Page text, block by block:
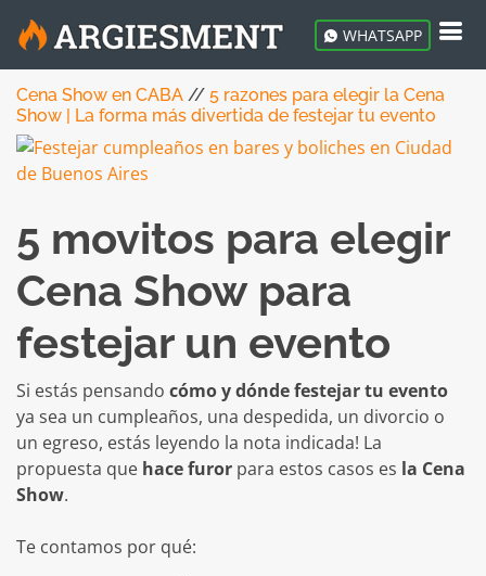
WHATSAPP
Cena Show en CABA // 5 razones para elegir la Cena
Show | La forma más divertida de festejar tu evento
5 movitos para elegir
Cena Show para
festejar un evento
Si estás pensando cómo y dónde festejar tu evento
ya sea un cumpleaños, una despedida, un divorcio o
un egreso, estás leyendo la nota indicada! La
propuesta que hace furor para estos casos es la Cena
Show.
Te contamos por qué: